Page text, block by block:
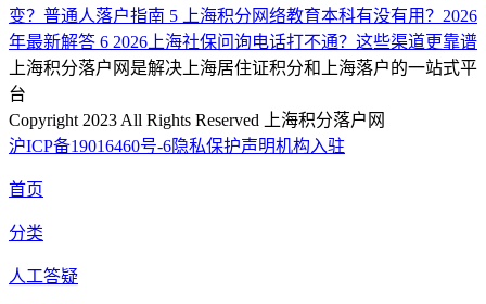
变？普通人落户指南 5
上海积分网络教育本科有没有用？2026
年最新解答 6 2026上海社保问询电话打不通？这些渠道更靠谱
上海积分落户网是解决上海居住证积分和上海落户的一站式平
台
Copyright 2023 All Rights Reserved 上海积分落户网
沪ICP备19016460号-6隐私保护声明机构入驻
首页
分类
人工答疑